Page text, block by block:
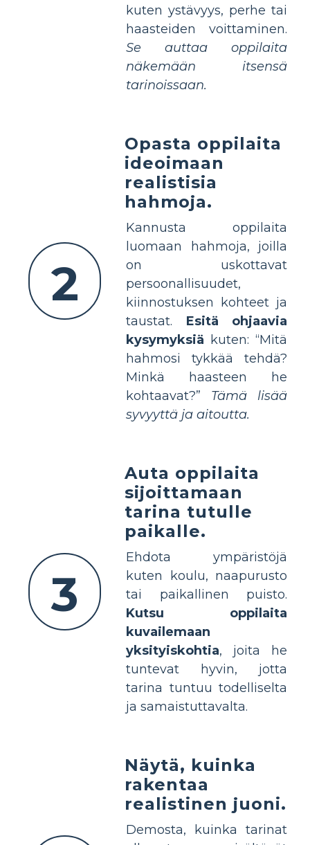
kuten ystävyys, perhe tai
haasteiden voittaminen.
Se auttaa oppilaita
näkemään itsensä
tarinoissaan.
2
Opasta oppilaita
ideoimaan
realistisia
hahmoja.
Kannusta oppilaita
luomaan hahmoja, joilla
on uskottavat
persoonallisuudet,
kiinnostuksen kohteet ja
taustat. Esitä ohjaavia
kysymyksiä kuten: “Mitä
hahmosi tykkää tehdä?
Minkä haasteen he
kohtaavat?” Tämä lisää
syvyyttä ja aitoutta.
3
Auta oppilaita
sijoittamaan
tarina tutulle
paikalle.
Ehdota ympäristöjä
kuten koulu, naapurusto
tai paikallinen puisto.
Kutsu oppilaita
kuvailemaan
yksityiskohtia, joita he
tuntevat hyvin, jotta
tarina tuntuu todelliselta
ja samaistuttavalta.
Näytä, kuinka
rakentaa
realistinen juoni.
Demosta, kuinka tarinat